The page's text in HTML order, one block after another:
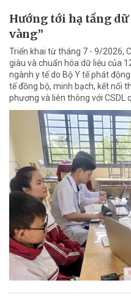
Hướng tới hạ tầng
vàng”
Triển khai từ tháng 7 - 9/2026,
giàu và chuẩn hóa dữ liệu của
ngành y tế do Bộ Y tế phát
tế đồng bộ, minh bạch, kết nối
phương và liên thông với CSDL